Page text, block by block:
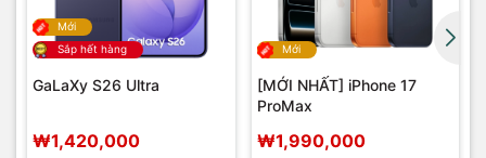
Mới
Sắp hết hàng
GaLaXy S26 Ultra
₩1,420,000
Mới
[MỚI NHẤT] iPhone 17
ProMax
₩1,990,000